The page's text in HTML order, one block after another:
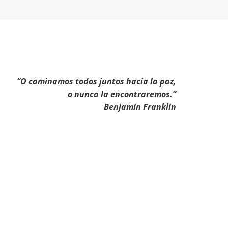
“O caminamos todos juntos hacia la paz,
o nunca la encontraremos.”
Benjamin Franklin